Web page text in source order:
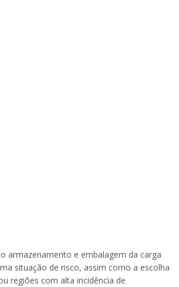
armazenamento e embalagem da carga
situação de risco, assim como a escolha
regiões com alta incidência de